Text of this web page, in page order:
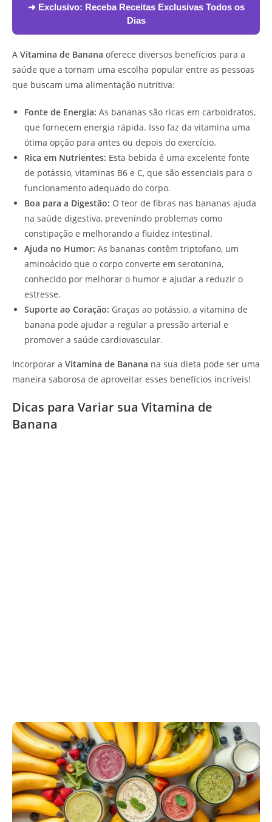
➜ Exclusivo: Receba Receitas Exclusivas Todos os
Dias
A Vitamina de Banana oferece diversos benefícios para a
saúde que a tornam uma escolha popular entre as pessoas
que buscam uma alimentação nutritiva:
Fonte de Energia: As bananas são ricas em carboidratos,
que fornecem energia rápida. Isso faz da vitamina uma
ótima opção para antes ou depois do exercício.
Rica em Nutrientes: Esta bebida é uma excelente fonte
de potássio, vitaminas B6 e C, que são essenciais para o
funcionamento adequado do corpo.
Boa para a Digestão: O teor de fibras nas bananas ajuda
na saúde digestiva, prevenindo problemas como
constipação e melhorando a fluidez intestinal.
Ajuda no Humor: As bananas contêm triptofano, um
aminoácido que o corpo converte em serotonina,
conhecido por melhorar o humor e ajudar a reduzir o
estresse.
Suporte ao Coração: Graças ao potássio, a vitamina de
banana pode ajudar a regular a pressão arterial e
promover a saúde cardiovascular.
Incorporar a Vitamina de Banana na sua dieta pode ser uma
maneira saborosa de aproveitar esses benefícios incríveis!
Dicas para Variar sua Vitamina de
Banana